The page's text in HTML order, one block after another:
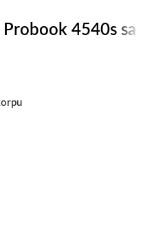
Probook 4540s sa